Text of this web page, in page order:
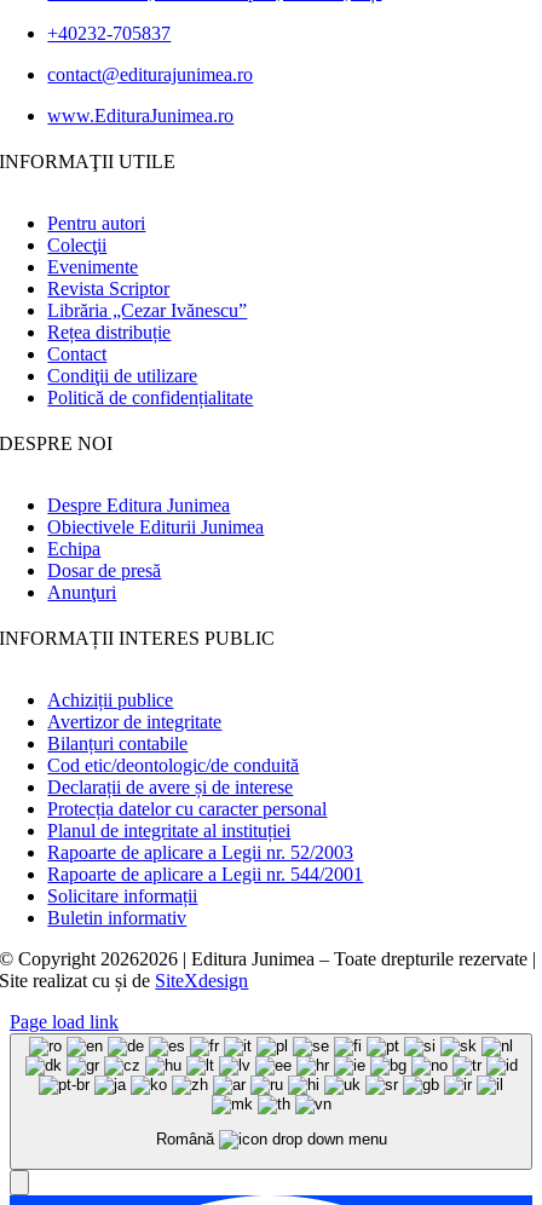
+40232-705837
contact@editurajunimea.ro
www.EdituraJunimea.ro
INFORMAŢII UTILE
Pentru autori
Colecţii
Evenimente
Revista Scriptor
Librăria „Cezar Ivănescu”
Rețea distribuție
Contact
Condiţii de utilizare
Politică de confidențialitate
DESPRE NOI
Despre Editura Junimea
Obiectivele Editurii Junimea
Echipa
Dosar de presă
Anunţuri
INFORMAȚII INTERES PUBLIC
Achiziții publice
Avertizor de integritate
Bilanțuri contabile
Cod etic/deontologic/de conduită
Declarații de avere și de interese
Protecția datelor cu caracter personal
Planul de integritate al instituției
Rapoarte de aplicare a Legii nr. 52/2003
Rapoarte de aplicare a Legii nr. 544/2001
Solicitare informații
Buletin informativ
© Copyright 20262026 | Editura Junimea – Toate drepturile rezervate |
Site realizat cușide SiteXdesign
Page load link
Română